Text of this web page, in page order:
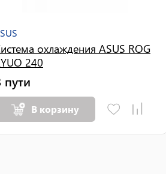
охлаждения ASUS ROG
240
пути
В корзину